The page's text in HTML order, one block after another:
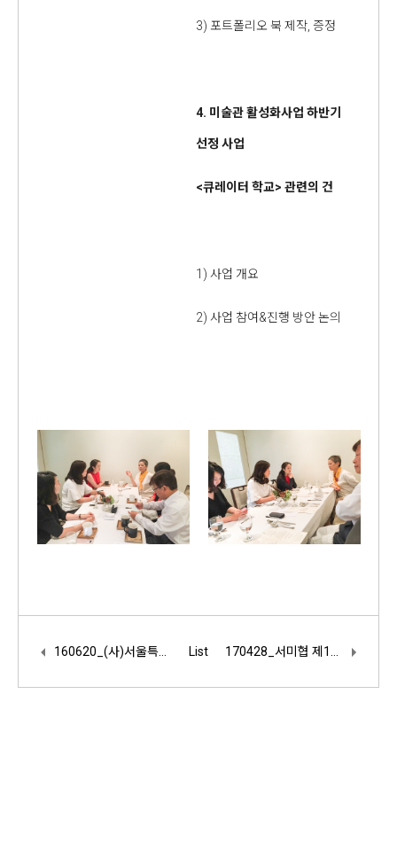
3) 포트폴리오 북 제작, 증정
4. 미술관 활성화사업 하반기
선정 사업
<큐레이터 학교> 관련의 건
1) 사업 개요
2) 사업 참여&진행 방안 논의
List
160620_(사)서울특별시미술관협의회 사업자등록증 발부 170428_서미협 제1차 정기총회